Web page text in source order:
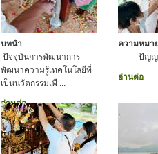
บทนำ
ปัจจุบันการพัฒนาการ
พัฒนาความรู้เทคโนโลยีที่
เป็นนวัตกรรมเพื ...
อ่านต่อ
ความหมา
ปัญญา
อ่านต่อ